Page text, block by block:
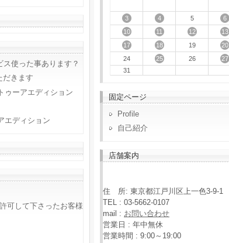
使った事あります？
だきます
ゥーアエディション
エディション
して下さったお客様
3
4 5 6
10
11 12 13
17
18 19 20
24
25 26 27
31
固定ページ
Profile
自己紹介
店舗案内
住 所: 東京都江戸川区上一色3-9-1
TEL : 03-5662-0107
mail : お問い合わせ
営業日 : 年中無休
営業時間 : 9:00～19:00